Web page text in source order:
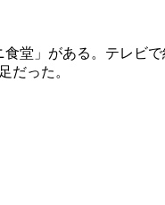
堂」がある。テレビ
だった。